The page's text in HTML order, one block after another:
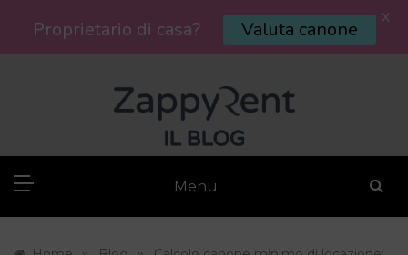
Menu
Proprietario di casa? Valuta canone X